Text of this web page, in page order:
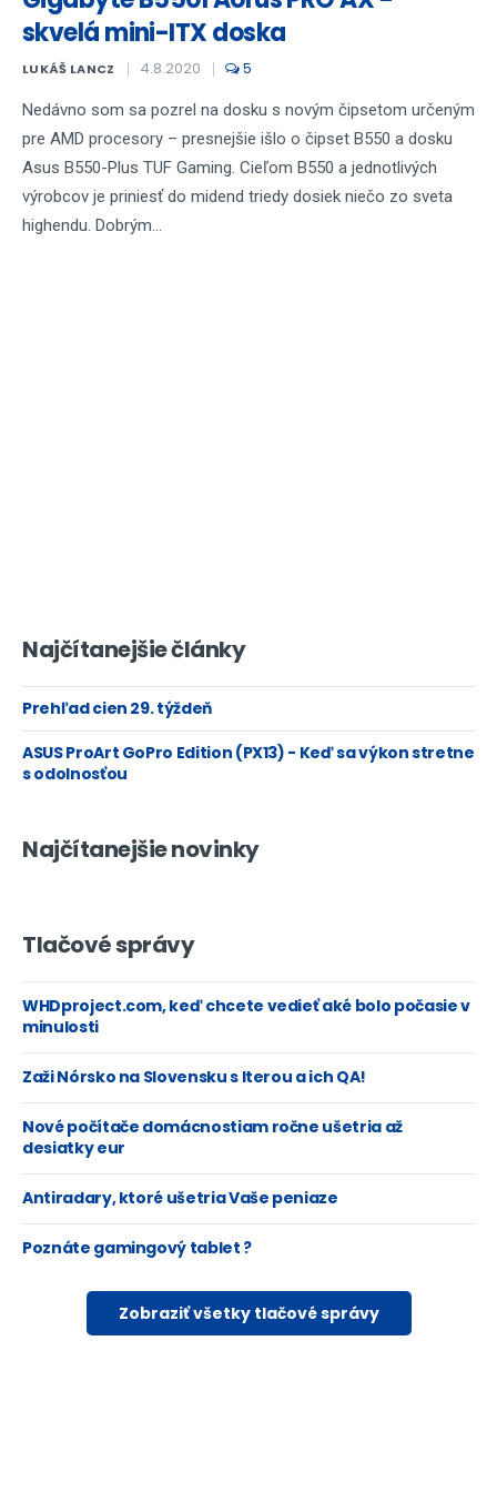
skvelá mini-ITX doska
LUKÁŠ LANCZ 4.8.2020 5
Nedávno som sa pozrel na dosku s novým čipsetom určeným
pre AMD procesory – presnejšie išlo o čipset B550 a dosku
Asus B550-Plus TUF Gaming. Cieľom B550 a jednotlivých
výrobcov je priniesť do midend triedy dosiek niečo zo sveta
highendu. Dobrým...
Najčítanejšie články
Prehľad cien 29. týždeň
ASUS ProArt GoPro Edition (PX13) - Keď sa výkon stretne
s odolnosťou
Najčítanejšie novinky
Tlačové správy
WHDproject.com, keď chcete vedieť aké bolo počasie v
minulosti
Zaži Nórsko na Slovensku s Iterou a ich QA!
Nové počítače domácnostiam ročne ušetria až
desiatky eur
Antiradary, ktoré ušetria Vaše peniaze
Poznáte gamingový tablet ?
Zobraziť všetky tlačové správy